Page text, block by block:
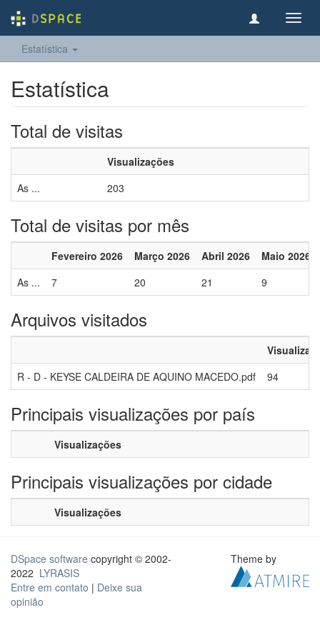
Estatística
Estatística
Total de visitas
Visualizações
As ...
203
Total de visitas por mês
Fevereiro 2026 Março 2026 Abril 2026
Maio 2026
As ...
7 20 21 9
Arquivos visitados
R - D - KEYSE CALDEIRA DE AQUINO MACEDO.pdf
94
Principais visualizações por país
Visualizações
Principais visualizações por cidade
Visualizações
DSpace software copyright © 2002-
2022 LYRASIS
Entre em contato | Deixe sua
opinião
Theme by